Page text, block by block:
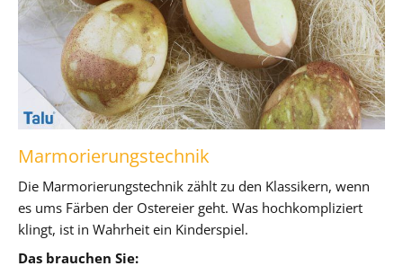
Marmorierungstechnik
Die Marmorierungstechnik zählt zu den Klassikern, wenn
es ums Färben der Ostereier geht. Was hochkompliziert
klingt, ist in Wahrheit ein Kinderspiel.
Das brauchen Sie: